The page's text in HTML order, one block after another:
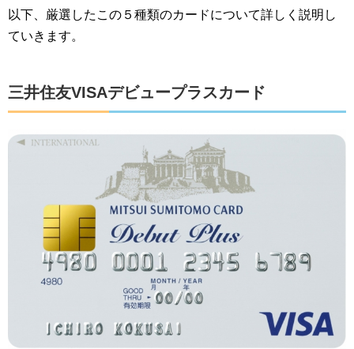
以下、厳選したこの５種類のカードについて詳しく説明し
ていきます。
三井住友VISAデビュープラスカード